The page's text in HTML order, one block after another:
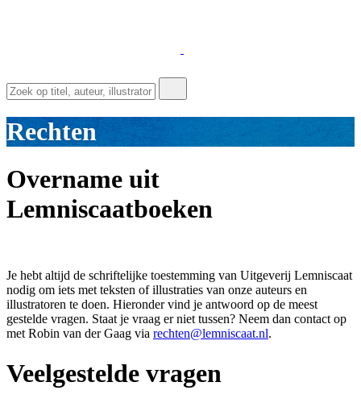
Rechten
Overname uit
Lemniscaatboeken
Je hebt altijd de schriftelijke toestemming van Uitgeverij Lemniscaat
nodig om iets met teksten of illustraties van onze auteurs en
illustratoren te doen. Hieronder vind je antwoord op de meest
gestelde vragen. Staat je vraag er niet tussen? Neem dan contact op
met Robin van der Gaag via rechten@lemniscaat.nl.
Veelgestelde vragen